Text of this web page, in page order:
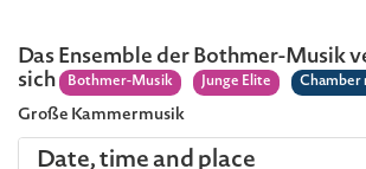
Das Ensemble der Bothmer-Musik
sich
Bothmer-Musik Junge Elite Chamber
Große Kammermusik
Date, time and place